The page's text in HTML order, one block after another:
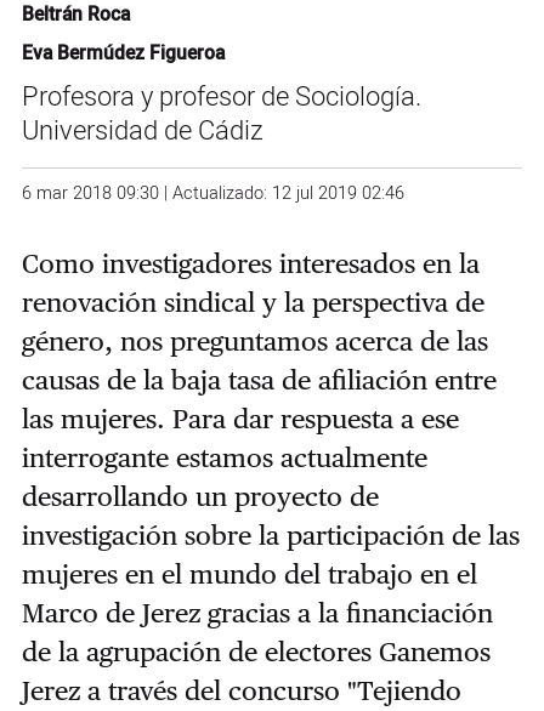
Beltrán Roca
Eva Bermúdez Figueroa
Profesora y profesor de Sociología.
Universidad de Cádiz
6 mar 2018 09:30 | Actualizado: 12 jul 2019 02:46
Como investigadores interesados en la
renovación sindical y la perspectiva de
género, nos preguntamos acerca de las
causas de la baja tasa de afiliación entre
las mujeres. Para dar respuesta a ese
interrogante estamos actualmente
desarrollando un proyecto de
investigación sobre la participación de las
mujeres en el mundo del trabajo en el
Marco de Jerez gracias a la financiación
de la agrupación de electores Ganemos
Jerez a través del concurso "Tejiendo